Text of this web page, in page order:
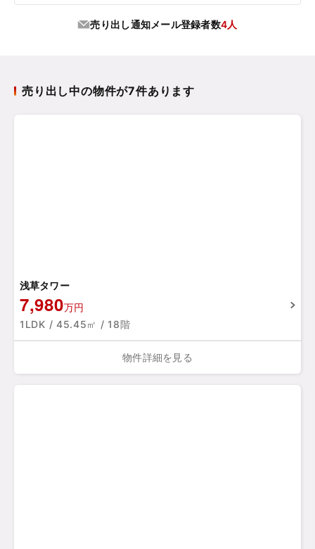
売り出し通知メール登録者数4人
売り出し中の物件が7件あります
浅草タワー
7,980万円
1LDK / 45.45㎡ / 18階
物件詳細を見る